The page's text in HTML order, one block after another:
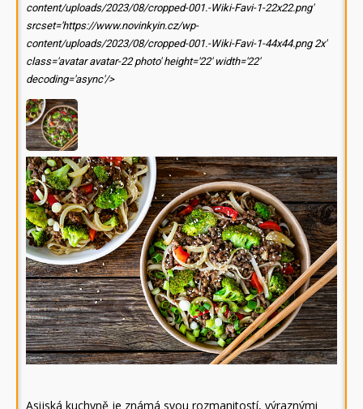
content/uploads/2023/08/cropped-001.-Wiki-Favi-1-22x22.png'
srcset='https://www.novinkyin.cz/wp-
content/uploads/2023/08/cropped-001.-Wiki-Favi-1-44x44.png 2x'
class='avatar avatar-22 photo' height='22' width='22'
decoding='async'/>
Asijská kuchyně je známá svou rozmanitostí, výraznými